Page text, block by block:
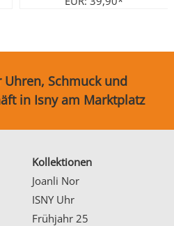
Schmuck und
in Isny am Marktplatz
Kollektionen
Joanli Nor
ISNY Uhr
Frühjahr 25